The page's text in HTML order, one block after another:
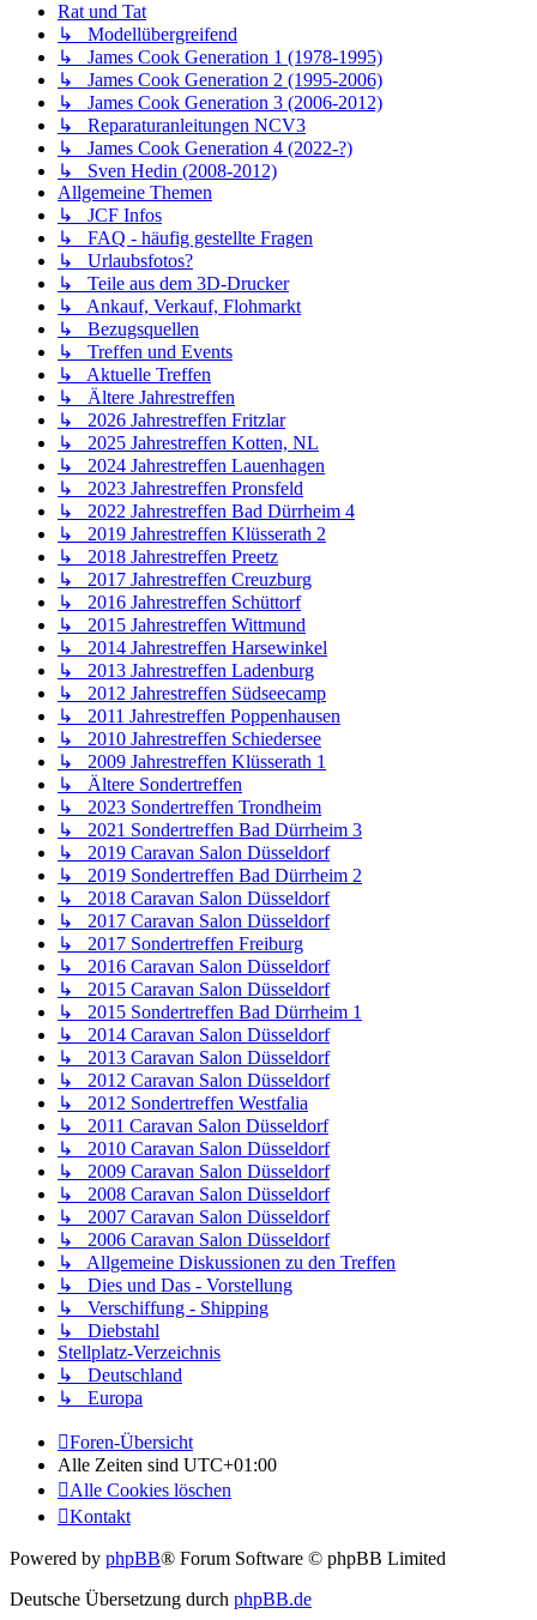
Rat und Tat
↳ Modellübergreifend
↳ James Cook Generation 1 (1978-1995)
↳ James Cook Generation 2 (1995-2006)
↳ James Cook Generation 3 (2006-2012)
↳ Reparaturanleitungen NCV3
↳ James Cook Generation 4 (2022-?)
↳ Sven Hedin (2008-2012)
Allgemeine Themen
↳ JCF Infos
↳ FAQ - häufig gestellte Fragen
↳ Urlaubsfotos?
↳ Teile aus dem 3D-Drucker
↳ Ankauf, Verkauf, Flohmarkt
↳ Bezugsquellen
↳ Treffen und Events
↳ Aktuelle Treffen
↳ Ältere Jahrestreffen
↳ 2026 Jahrestreffen Fritzlar
↳ 2025 Jahrestreffen Kotten, NL
↳ 2024 Jahrestreffen Lauenhagen
↳ 2023 Jahrestreffen Pronsfeld
↳ 2022 Jahrestreffen Bad Dürrheim 4
↳ 2019 Jahrestreffen Klüsserath 2
↳ 2018 Jahrestreffen Preetz
↳ 2017 Jahrestreffen Creuzburg
↳ 2016 Jahrestreffen Schüttorf
↳ 2015 Jahrestreffen Wittmund
↳ 2014 Jahrestreffen Harsewinkel
↳ 2013 Jahrestreffen Ladenburg
↳ 2012 Jahrestreffen Südseecamp
↳ 2011 Jahrestreffen Poppenhausen
↳ 2010 Jahrestreffen Schiedersee
↳ 2009 Jahrestreffen Klüsserath 1
↳ Ältere Sondertreffen
↳ 2023 Sondertreffen Trondheim
↳ 2021 Sondertreffen Bad Dürrheim 3
↳ 2019 Caravan Salon Düsseldorf
↳ 2019 Sondertreffen Bad Dürrheim 2
↳ 2018 Caravan Salon Düsseldorf
↳ 2017 Caravan Salon Düsseldorf
↳ 2017 Sondertreffen Freiburg
↳ 2016 Caravan Salon Düsseldorf
↳ 2015 Caravan Salon Düsseldorf
↳ 2015 Sondertreffen Bad Dürrheim 1
↳ 2014 Caravan Salon Düsseldorf
↳ 2013 Caravan Salon Düsseldorf
↳ 2012 Caravan Salon Düsseldorf
↳ 2012 Sondertreffen Westfalia
↳ 2011 Caravan Salon Düsseldorf
↳ 2010 Caravan Salon Düsseldorf
↳ 2009 Caravan Salon Düsseldorf
↳ 2008 Caravan Salon Düsseldorf
↳ 2007 Caravan Salon Düsseldorf
↳ 2006 Caravan Salon Düsseldorf
↳ Allgemeine Diskussionen zu den Treffen
↳ Dies und Das - Vorstellung
↳ Verschiffung - Shipping
↳ Diebstahl
Stellplatz-Verzeichnis
↳ Deutschland
↳ Europa
Foren-Übersicht
Alle Zeiten sind UTC+01:00
Alle Cookies löschen
Kontakt
Powered by phpBB® Forum Software © phpBB Limited
Deutsche Übersetzung durch phpBB.de